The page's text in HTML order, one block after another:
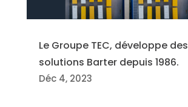
Le Groupe TEC, développe des
solutions Barter depuis 1986.
Déc 4, 2023